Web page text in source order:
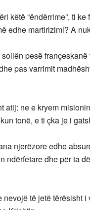
këtë “ëndërrime”, ti
edhe martirizimi? A
pesë
pas varrimit
atij: ne e kryem
tonë, e ti çka je i
njerëzore edhe
ndërfetare dhe për ta
të jetë tërësisht